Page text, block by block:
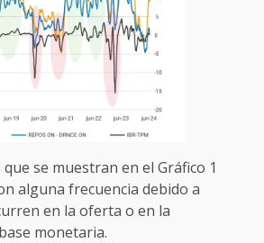
se muestran en el Gráfico 1
alguna frecuencia debido a
en la oferta o en la
monetaria.